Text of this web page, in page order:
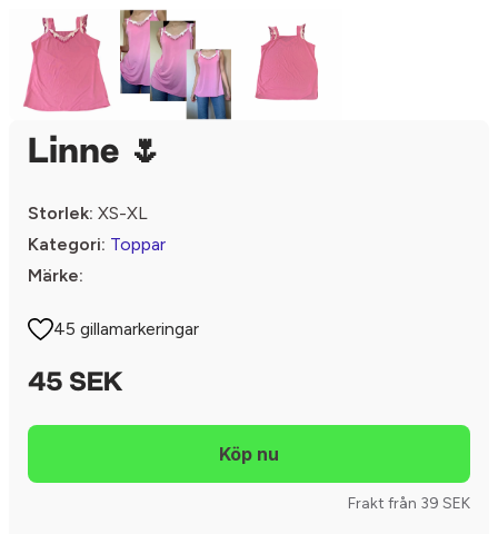
Linne 🌷
Storlek: XS-XL
Kategori: Toppar
Märke:
45 gillamarkeringar
45 SEK
Frakt från 39 SEK